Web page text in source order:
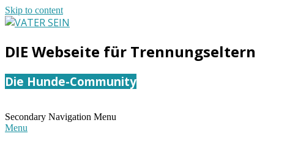
Skip to content
SEIN
DIE Webseite für Trennungseltern
Die Hunde-Community
Secondary Navigation Menu
Menu